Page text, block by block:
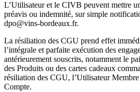
L’Utilisateur et le CIVB peuvent mettre
préavis ou indemnité, sur simple
dpo@vins-bordeaux.fr.
La résiliation des CGU prend effet
l’intégrale et parfaite exécution des
antérieurement souscrits, notamment le
des Produits ou des cartes cadeaux
résiliation des CGU, l’Utilisateur Membre
Compte.